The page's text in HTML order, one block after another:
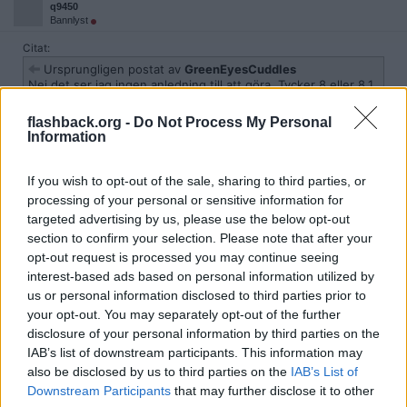
flashback.org - Do Not Process My Personal
Information
If you wish to opt-out of the sale, sharing to third parties, or
processing of your personal or sensitive information for
targeted advertising by us, please use the below opt-out
section to confirm your selection. Please note that after your
opt-out request is processed you may continue seeing
interest-based ads based on personal information utilized by
us or personal information disclosed to third parties prior to
your opt-out. You may separately opt-out of the further
disclosure of your personal information by third parties on the
IAB’s list of downstream participants. This information may
also be disclosed by us to third parties on the IAB’s List of
Downstream Participants that may further disclose it to other
q9450
Bannlyst
Citat:
Ursprungligen postat av GreenEyesCuddles
Nej det ser jag ingen anledning till att göra. Tycker 8 eller 8.1
Kommer antagligen vänta till jag behöver köpa ny dator, vilket
antagligen inte är för långt borta i framtiden med tanke på att
min nuvarande är 2 år gammal redan.
Två år gammal dator är inte så dåligt idag. Det var annat förr... Det
beror iofs på om du köpte en (för billig och svag) billig cpu och
grafikkort när du inhandlade datorn. Men isf så kan du köpa en
starkare cpu och grafikkort (om du spelar).
Jag har själv en Intel q9450 fyrprocessor som är mer än 6 år
gammal. Nu är den iofs överclockad till 3.5 GHz stabilt, men även
oäöerclockad så räcker det. Mina övriga familjemedlemmar har
q9400 också den räcker bra. Det viktiga är att man har en
fyrkärning processor - från Intel. Och helst 4+8Gb internminne. En
SSD för systemet. Kan inte säga att jag märker en skillnad mot min
15000 kr i7:a Lenovo som även den har SSD och är fyrkärning.
Men tvåkärniga datorer tycker jag är lie för långsamma, såvida de
inte har Intel hyperthreading. Men det är ju indiiduellt förstås.